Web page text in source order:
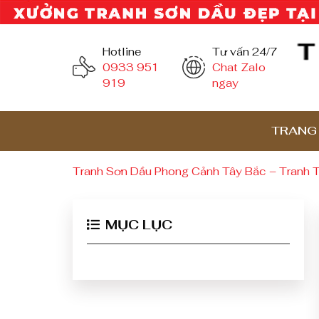
Hotline
0933 951
919
Tư vấn 24/7
Chat Zalo
ngay
Tranh Sơn Dầu Phong Cảnh Tây Bắc – Tranh
MỤC LỤC